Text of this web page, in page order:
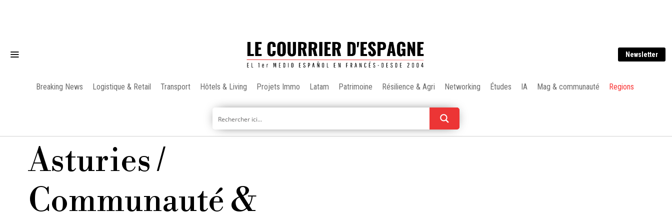
Newsletter
Breaking News Logistique & Retail Transport Hôtels & Living Projets Immo Latam Patrimoine Résilience & Agri Networking Études IA Mag & communauté Regions
Asturies /
Communauté &